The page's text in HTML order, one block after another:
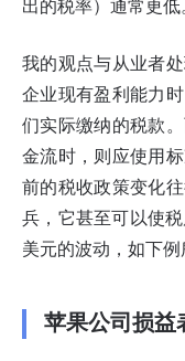
出的税率）通常更低
我的观点与从业者
企业现有盈利能力
们实际缴纳的税款
金流时，则应使用
前的税收政策变化
兵，它甚至可以使
美元的波动，如下例
苹果公司损益